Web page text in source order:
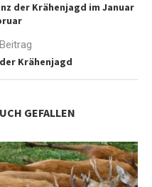
der Krähenjagd im Januar
Krähenjagd
GEFALLEN